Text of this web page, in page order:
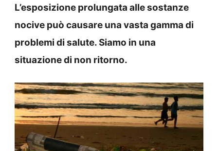
L’esposizione prolungata alle sostanze
nocive può causare una vasta gamma di
problemi di salute. Siamo in una
situazione di non ritorno.